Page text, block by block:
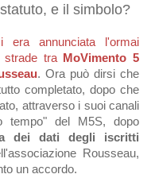
e il simbolo?
annunciata l'ormai
strade tra
MoVimento 5
. Ora può dirsi che
completato, dopo che
attraverso i suoi canali
tempo" del M5S, dopo
dei dati degli iscritti
Rousseau,
un accordo.